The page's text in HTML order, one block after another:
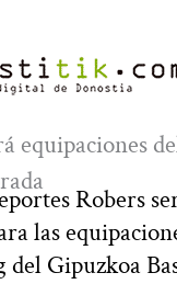
equipaciones
Robers
las
Gipuzkoa